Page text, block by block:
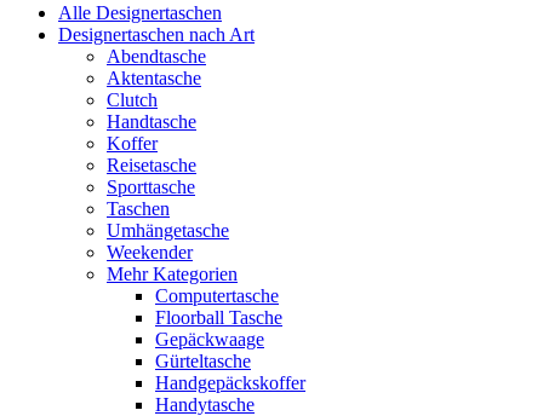
Alle Designertaschen
Designertaschen nach Art
Abendtasche
Aktentasche
Clutch
Handtasche
Koffer
Reisetasche
Sporttasche
Taschen
Umhängetasche
Weekender
Mehr Kategorien
Computertasche
Floorball Tasche
Gepäckwaage
Gürteltasche
Handgepäckskoffer
Handytasche